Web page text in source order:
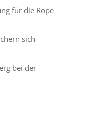
für die Rope
sich
bei der